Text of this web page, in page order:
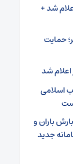
یارانه نقدی آبان ۱۴۰۳ اعلام شد +
حمایت
اعلام شد
اسلامی
تداوم بارش باران و
جدید